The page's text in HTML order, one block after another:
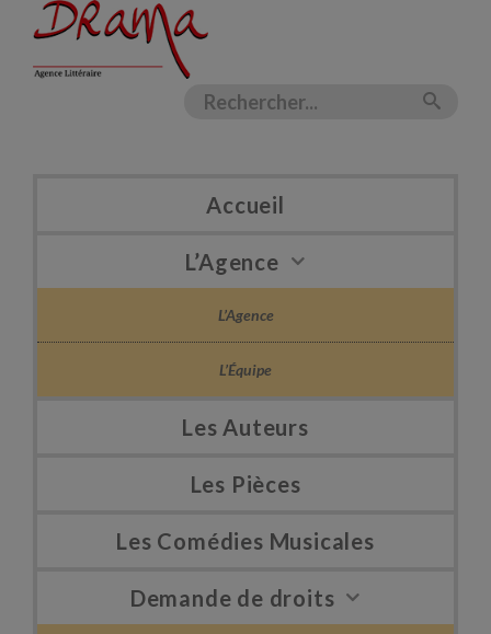
Accueil
L’Agence
L’Agence
L’Équipe
Les Auteurs
Les Pièces
Les Comédies Musicales
Demande de droits